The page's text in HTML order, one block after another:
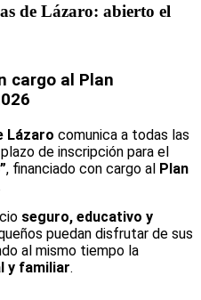
de Lázaro: abierto el
cargo al Plan
Lázaro comunica a todas las
de inscripción para el
, financiado con cargo al Plan
seguro, educativo y
puedan disfrutar de sus
al mismo tiempo la
y familiar.